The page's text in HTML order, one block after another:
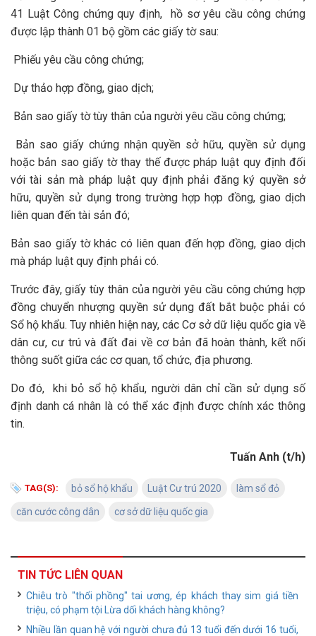
41 Luật Công chứng quy định, hồ sơ yêu cầu công chứng
được lập thành 01 bộ gồm các giấy tờ sau:
Phiếu yêu cầu công chứng;
Dự thảo hợp đồng, giao dịch;
Bản sao giấy tờ tùy thân của người yêu cầu công chứng;
Bản sao giấy chứng nhận quyền sở hữu, quyền sử dụng
hoặc bản sao giấy tờ thay thế được pháp luật quy định đối
với tài sản mà pháp luật quy định phải đăng ký quyền sở
hữu, quyền sử dụng trong trường hợp hợp đồng, giao dịch
liên quan đến tài sản đó;
Bản sao giấy tờ khác có liên quan đến hợp đồng, giao dịch
mà pháp luật quy định phải có.
Trước đây, giấy tùy thân của người yêu cầu công chứng hợp
đồng chuyển nhượng quyền sử dụng đất bắt buộc phải có
Sổ hộ khẩu. Tuy nhiên hiện nay, các Cơ sở dữ liệu quốc gia về
dân cư, cư trú và đất đai về cơ bản đã hoàn thành, kết nối
thông suốt giữa các cơ quan, tổ chức, địa phương.
Do đó, khi bỏ sổ hộ khẩu, người dân chỉ cần sử dụng số
định danh cá nhân là có thể xác định được chính xác thông
tin.
Tuấn Anh (t/h)
TAG(S): bỏ sổ hộ khẩu Luật Cư trú 2020 làm sổ đỏ
căn cước công dân cơ sở dữ liệu quốc gia
TIN TỨC LIÊN QUAN
Chiêu trò "thổi phồng" tai ương, ép khách thay sim giá tiền
triệu, có phạm tội Lừa dối khách hàng không?
Nhiều lần quan hệ với người chưa đủ 13 tuổi đến dưới 16 tuổi,